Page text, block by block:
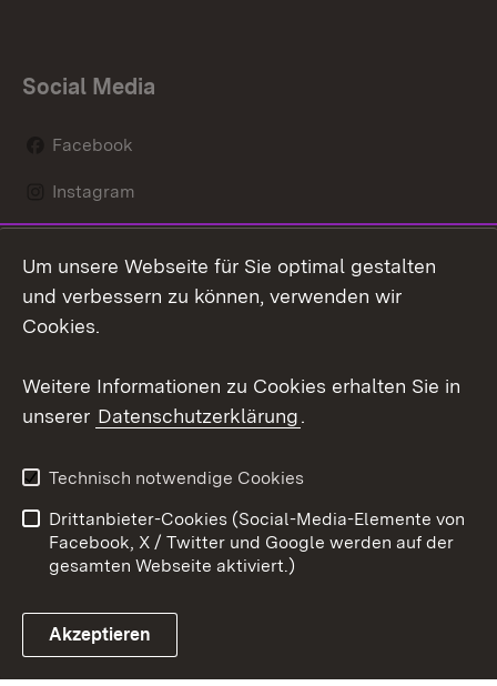
Social Media
Facebook
Instagram
Mastodon
Youtube
Link zum Landesportal
Kontakt
Datenschutz
Barrierefreiheit
Impressum Cookies
Um unsere Webseite für Sie optimal gestalten
und verbessern zu können, verwenden wir
Cookies.
Weitere Informationen zu Cookies erhalten Sie in
unserer Datenschutzerklärung.
Technisch notwendige Cookies
Drittanbieter-Cookies (Social-Media-Elemente von
Facebook, X / Twitter und Google werden auf der
gesamten Webseite aktiviert.)
Akzeptieren